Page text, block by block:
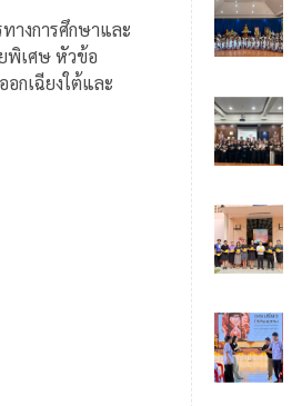
างการศึกษาและ
พิเศษ หัวข้อ
กเฉียงใต้และ